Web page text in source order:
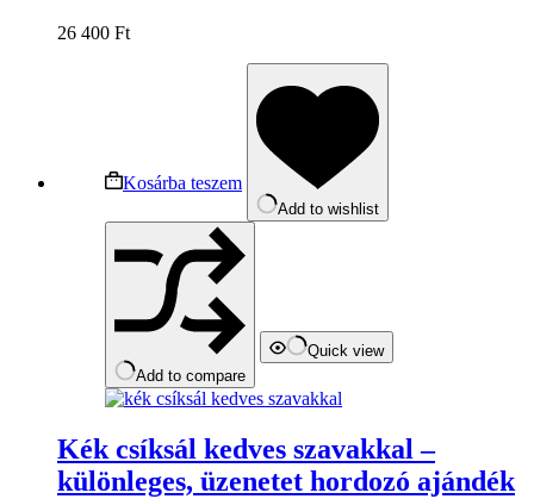
26 400 Ft
Kosárba teszem
Add to wishlist
Add to compare
Quick view
Kék csíksál kedves szavakkal –
különleges, üzenetet hordozó ajándék